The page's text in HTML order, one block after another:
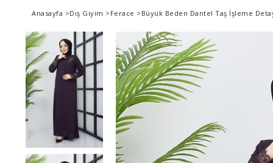
Anasayfa >Dış Giyim > Ferace > Büyük Beden Dantel Taş İşleme